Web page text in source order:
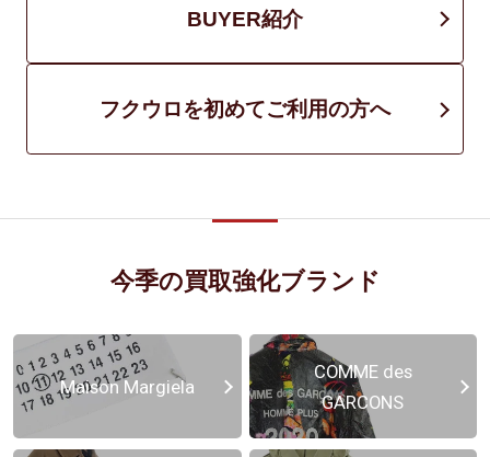
BUYER紹介
フクウロを初めてご利用の方へ
今季の買取強化ブランド
Maison Margiela
COMME des
GARCONS